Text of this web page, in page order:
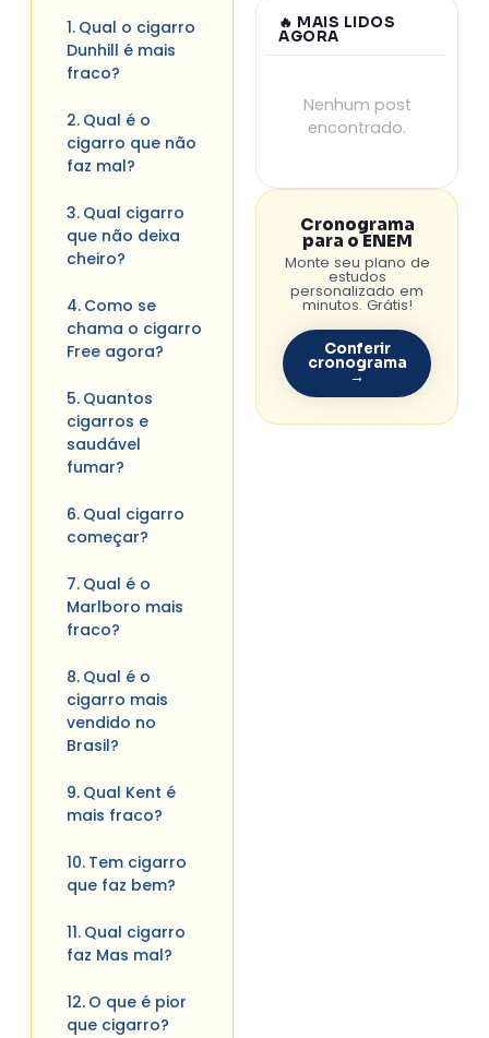
Qual o cigarro
Dunhill é mais
fraco?
Qual é o
cigarro que não
faz mal?
Qual cigarro
que não deixa
cheiro?
Como se
chama o cigarro
Free agora?
Quantos
cigarros e
saudável
fumar?
Qual cigarro
começar?
Qual é o
Marlboro mais
fraco?
Qual é o
cigarro mais
vendido no
Brasil?
Qual Kent é
mais fraco?
Tem cigarro
que faz bem?
Qual cigarro
faz Mas mal?
O que é pior
que cigarro?
🔥 MAIS LIDOS
AGORA
Nenhum post
encontrado.
Cronograma
para o ENEM
Monte seu plano de
estudos
personalizado em
minutos. Grátis!
Conferir
cronograma
→